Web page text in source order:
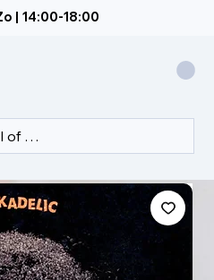
| 14:00-18:00